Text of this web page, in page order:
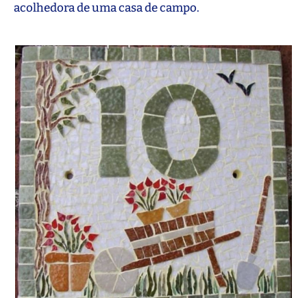
acolhedora de uma casa de campo.